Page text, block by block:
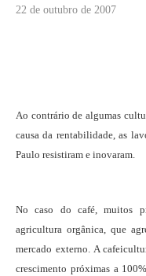
22 de outubro de 2007
Ao contrário de algumas
causa da rentabilidade, as
Paulo resistiram e inovaram.
No caso do café, muitos
agricultura orgânica, que
mercado externo. A
crescimento próximas a